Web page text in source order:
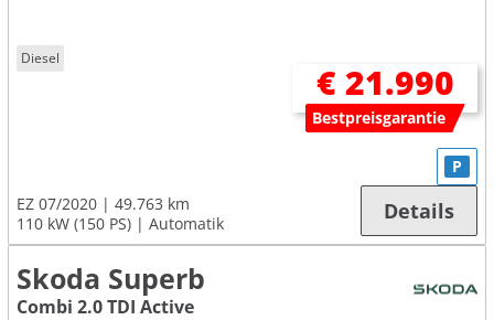
Diesel
€ 21.990
Bestpreisgarantie
EZ 07/2020
49.763 km
110 kW (150 PS)
Automatik
P
Details
Skoda Superb
Combi 2.0 TDI Active